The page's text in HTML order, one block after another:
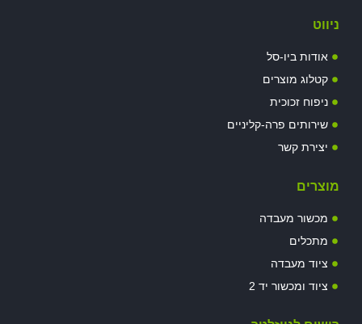
ניווט
אודות ביו-סל
קטלוג מוצרים
ניפוח זכוכית
שירותים פרה-קליניים
יצירת קשר
מוצרים
מכשור מעבדה
מתכלים
ציוד מעבדה
ציוד ומכשור יד 2